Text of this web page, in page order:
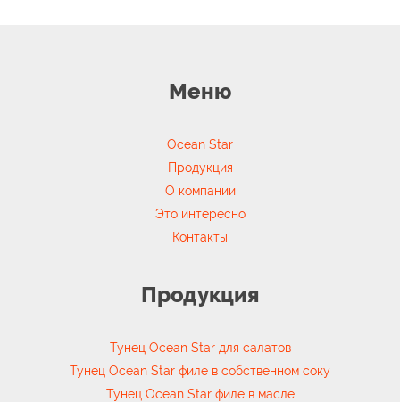
Меню
Ocean Star
Продукция
О компании
Это интересно
Контакты
Продукция
Тунец Ocean Star для салатов
Тунец Ocean Star филе в собственном соку
Тунец Ocean Star филе в масле